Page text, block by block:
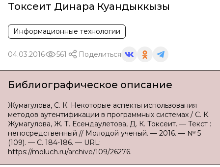
Токсеит Динара Куандыккызы
Информационные технологии
04.03.2016 561 Поделиться
Библиографическое описание
Жумагулова, С. К. Некоторые аспекты использования
методов аутентификации в программных системах / С. К.
Жумагулова, Ж. Т. Есендаулетова, Д. К. Токсеит. — Текст :
непосредственный // Молодой ученый. — 2016. — № 5
(109). — С. 184-186. — URL:
https://moluch.ru/archive/109/26276.